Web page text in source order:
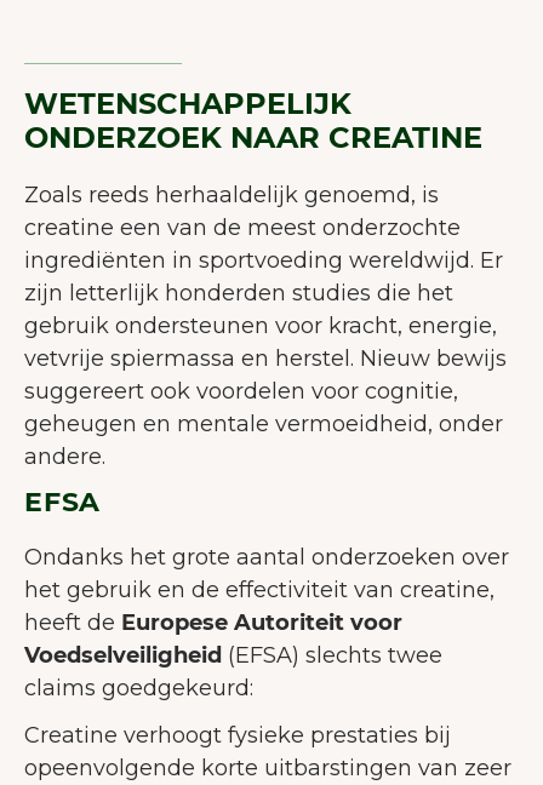
WETENSCHAPPELIJK
ONDERZOEK NAAR CREATINE
Zoals reeds herhaaldelijk genoemd, is
creatine een van de meest onderzochte
ingrediënten in sportvoeding wereldwijd. Er
zijn letterlijk honderden studies die het
gebruik ondersteunen voor kracht, energie,
vetvrije spiermassa en herstel. Nieuw bewijs
suggereert ook voordelen voor cognitie,
geheugen en mentale vermoeidheid, onder
andere.
EFSA
Ondanks het grote aantal onderzoeken over
het gebruik en de effectiviteit van creatine,
heeft de Europese Autoriteit voor
Voedselveiligheid (EFSA) slechts twee
claims goedgekeurd:
Creatine verhoogt fysieke prestaties bij
opeenvolgende korte uitbarstingen van zeer